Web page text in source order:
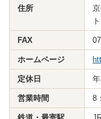
住所
FAX
ホームページ
定休日
営業時間 8